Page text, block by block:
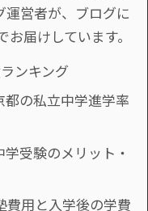
運営者が、ブログに
届けしています。
ンキング
の私立中学進学率
受験のメリット・
費用と入学後の学費